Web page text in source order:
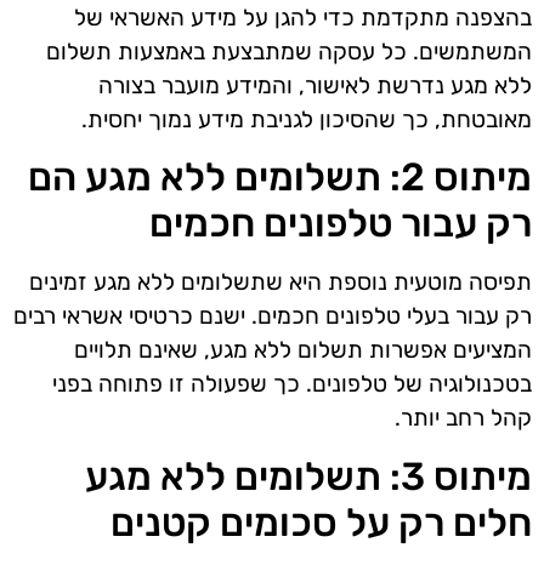
בהצפנה מתקדמת כדי להגן על מידע האשראי של
המשתמשים. כל עסקה שמתבצעת באמצעות תשלום
ללא מגע נדרשת לאישור, והמידע מועבר בצורה
מאובטחת, כך שהסיכון לגניבת מידע נמוך יחסית.
מיתוס 2: תשלומים ללא מגע הם
רק עבור טלפונים חכמים
תפיסה מוטעית נוספת היא שתשלומים ללא מגע זמינים
רק עבור בעלי טלפונים חכמים. ישנם כרטיסי אשראי רבים
המציעים אפשרות תשלום ללא מגע, שאינם תלויים
בטכנולוגיה של טלפונים. כך שפעולה זו פתוחה בפני
קהל רחב יותר.
מיתוס 3: תשלומים ללא מגע
חלים רק על סכומים קטנים